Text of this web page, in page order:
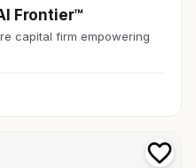
Frontier™
capital firm empowering